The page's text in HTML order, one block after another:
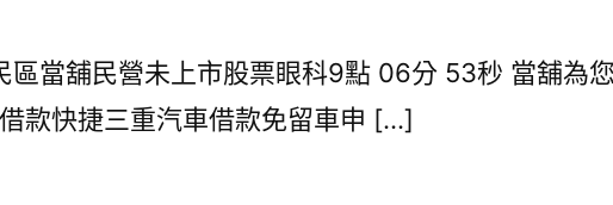
區當舖民營未上市股票眼科9點 06分 53秒 當舖為
款快捷三重汽車借款免留車申 […]